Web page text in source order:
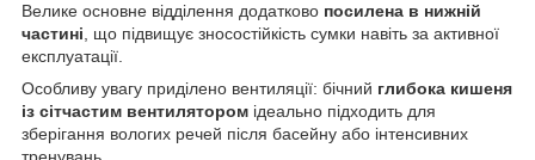
Велике основне відділення додатково посилена в нижній
частині, що підвищує зносостійкість сумки навіть за активної
експлуатації.
Особливу увагу приділено вентиляції: бічний глибока кишеня
із сітчастим вентилятором ідеально підходить для
зберігання вологих речей після басейну або інтенсивних